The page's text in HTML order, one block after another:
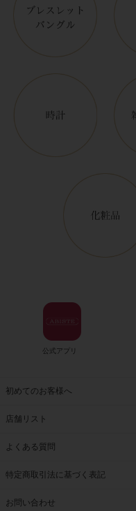
公式アプリ
初めてのお客様へ
店舗リスト
よくある質問
特定商取引法に基づく表記
お問い合わせ